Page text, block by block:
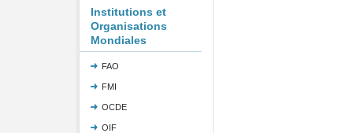
Institutions et
Organisations
Mondiales
FAO
FMI
OCDE
OIF